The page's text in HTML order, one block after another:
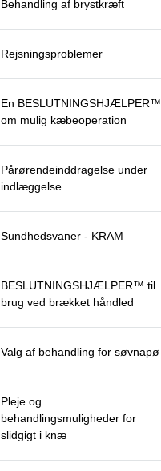
Behandling af brystkræft
Rejsningsproblemer
En BESLUTNINGSHJÆLPER™
om mulig kæbeoperation
Pårørendeinddragelse under
indlæggelse
Sundhedsvaner - KRAM
BESLUTNINGSHJÆLPER™ til
brug ved brækket håndled
Valg af behandling for søvnapø
Pleje og
behandlingsmuligheder for
slidgigt i knæ